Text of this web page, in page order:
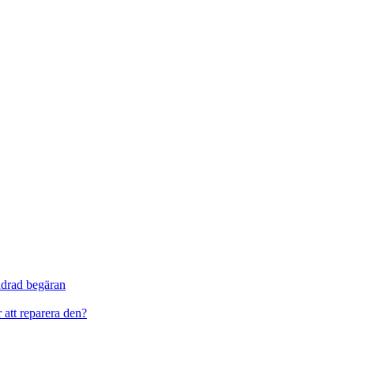
begäran
reparera den?